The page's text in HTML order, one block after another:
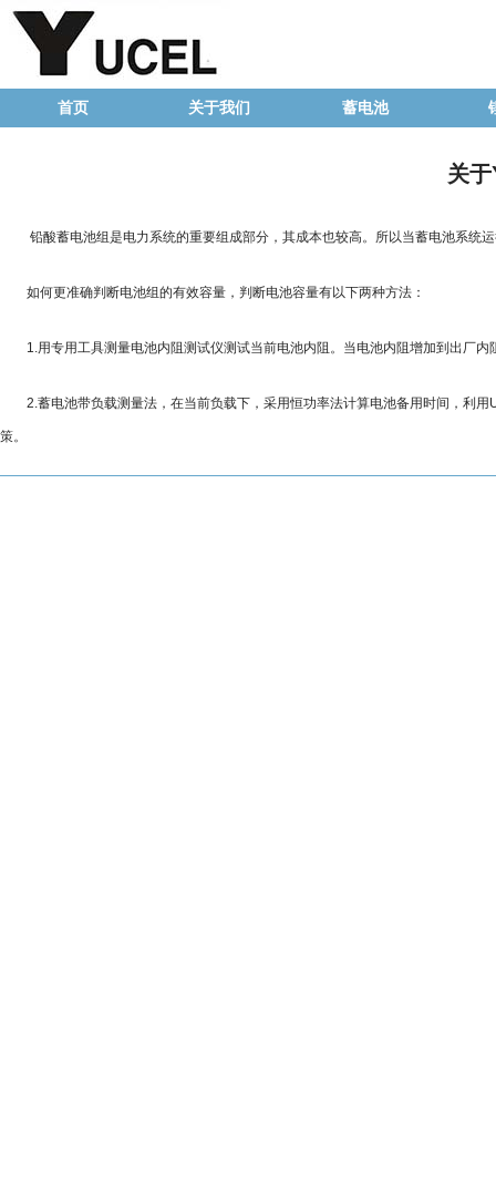
首页 关于我们 蓄电池
关
铅酸蓄电池组是电力系统的重要组成部分，其成本也较高。所以当蓄电池系统
如何更准确判断电池组的有效容量，判断电池容量有以下两种方法：
1.用专用工具测量电池内阻测试仪测试当前电池内阻。当电池内阻增加到出厂
2.蓄电池带负载测量法，在当前负载下，采用恒功率法计算电池备用时间，利
策。